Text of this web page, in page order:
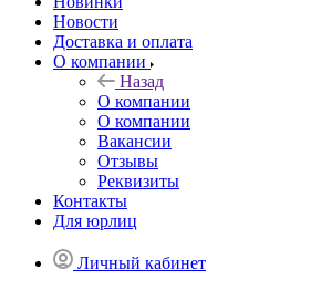
Новости
Доставка и оплата
О компании
Назад
О компании
О компании
Вакансии
Отзывы
Реквизиты
Контакты
Для юрлиц
Личный кабинет